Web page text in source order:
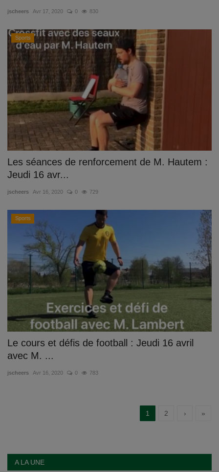
jscheers Avr 17, 2020 0 830
Sports
Les séances de renforcement de M. Hautem :
Jeudi 16 avr...
jscheers Avr 16, 2020 0 729
Sports
Le cours et défis de football : Jeudi 16 avril
avec M. ...
jscheers Avr 16, 2020 0 783
1 2 › »
A LA UNE